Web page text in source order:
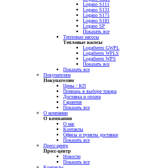
Logano S111
Logano S131
Logano S171
Logano S181
Logano SP
Показать все
Тепловые насосы
Тепловые насосы
Logatherm GWPL
Logatherm WPLS
Logatherm WPS
Показать все
Показать все
Покупателям
Покупателям
Цены / КП
Помощь в выборе товара
Доставка и оплата
Гарантия
Показать все
О компании
О компании
О нас
Контакты
Офисы и пункты доставки
Показать все
Пресс-центр
Пресс-центр
Новости
Показать все